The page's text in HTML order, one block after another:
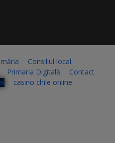
Consiliul local
Primaria Digitală
Contact
casino chile online